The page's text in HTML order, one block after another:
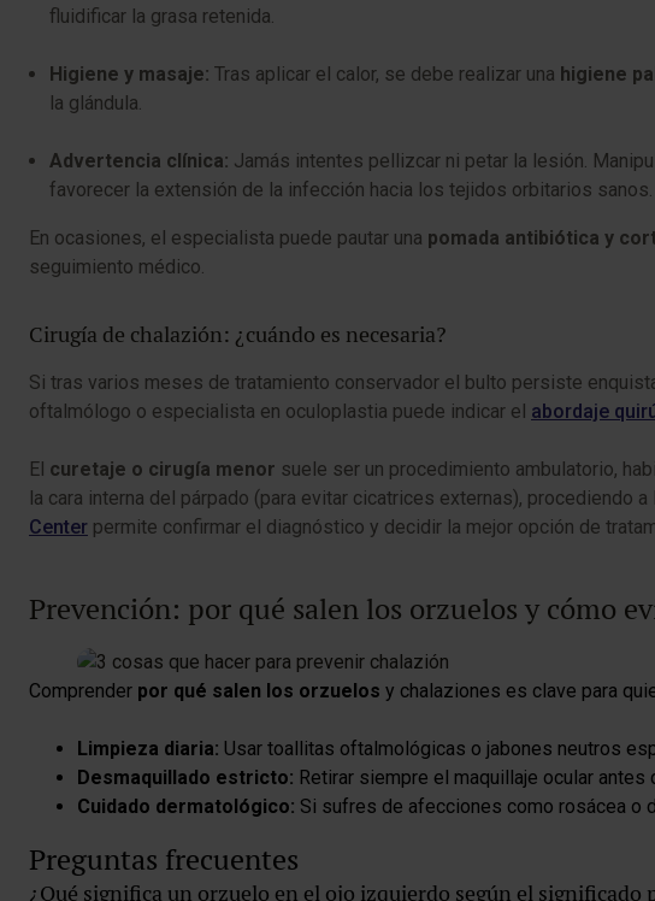
fluidificar la grasa retenida.
Higiene y masaje: Tras aplicar el calor, se debe realizar una higiene
la glándula.
Advertencia clínica: Jamás intentes pellizcar ni petar la lesión.
favorecer la extensión de la infección hacia los tejidos orbitarios sanos.
En ocasiones, el especialista puede pautar una pomada antibiótica y
seguimiento médico.
Cirugía de chalazión: ¿cuándo es necesaria?
Si tras varios meses de tratamiento conservador el bulto persiste
oftalmólogo o especialista en oculoplastia puede indicar el abordaje
El curetaje o cirugía menor suele ser un procedimiento ambulatorio,
la cara interna del párpado (para evitar cicatrices externas), procediendo
Center permite confirmar el diagnóstico y decidir la mejor opción de
Prevención: por qué salen los orzuelos y cómo
Comprender por qué salen los orzuelos y chalaziones es clave para
Limpieza diaria: Usar toallitas oftalmológicas o jabones neutros
Desmaquillado estricto: Retirar siempre el maquillaje ocular
Cuidado dermatológico: Si sufres de afecciones como rosácea o
Preguntas frecuentes
¿Qué significa un orzuelo en el ojo izquierdo según el significado